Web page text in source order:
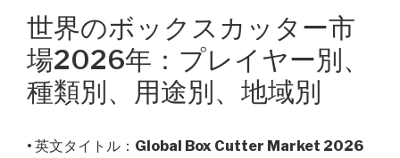
世界のボックスカッター市
場2026年：プレイヤー別、
種類別、用途別、地域別
• 英文タイトル： Global Box Cutter Market 2026